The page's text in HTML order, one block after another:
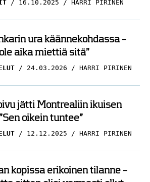
ura käännekohdassa –
aika miettiä sitä”
24.03.2026 HARRI PIRINEN
jätti Montrealiin ikuisen
oikein tuntee”
12.12.2025 HARRI PIRINEN
kopissa erikoinen tilanne –
sitten olisi varmasti ollut
24.12.2025 HARRI PIRINEN